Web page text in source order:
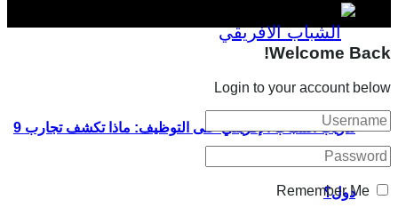
تدريب الشباب الإفريقي على التوظيف: ماذا تكشف تجارب 9
دول؟
Welcome Back!
Login to your account below
Remember Me